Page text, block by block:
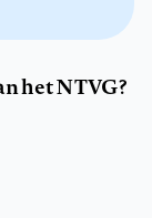
het NTVG?